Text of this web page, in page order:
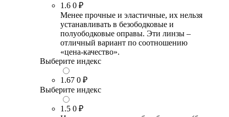
1.6 0 ₽
Менее прочные и эластичные, их нельзя
устанавливать в безободковые и
полуободковые оправы. Эти линзы –
отличный вариант по соотношению
«цена-качество».
Выберите индекс
1.67 0 ₽
Выберите индекс
1.5 0 ₽